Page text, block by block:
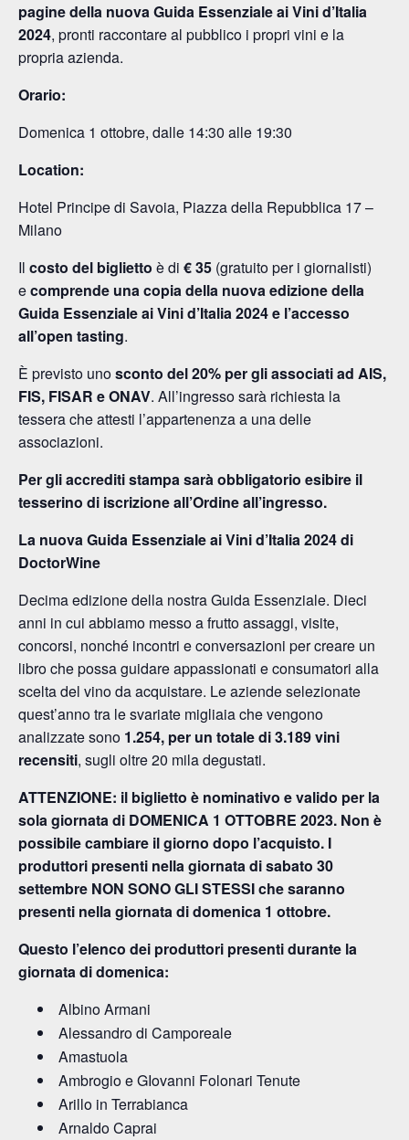
pagine della nuova Guida Essenziale ai Vini d’Italia
2024, pronti raccontare al pubblico i propri vini e la
propria azienda.
Orario:
Domenica 1 ottobre, dalle 14:30 alle 19:30
Location:
Hotel Principe di Savoia, Piazza della Repubblica 17 –
Milano
Il costo del biglietto è di € 35 (gratuito per i giornalisti)
ecomprende una copia della nuova edizione della
Guida Essenziale ai Vini d’Italia 2024e l’accesso
all’open tasting.
È previsto unosconto del 20% per gli associati ad AIS,
FIS, FISAR e ONAV. All’ingresso sarà richiesta la
tessera che attesti l’appartenenza a una delle
associazioni.
Per gli accrediti stampa sarà obbligatorio esibire il
tesserino di iscrizione all’Ordine all’ingresso.
La nuova Guida Essenziale ai Vini d’Italia 2024 di
DoctorWine
Decima edizione della nostra Guida Essenziale. Dieci
anni in cui abbiamo messo a frutto assaggi, visite,
concorsi, nonché incontri e conversazioni per creare un
libro che possa guidare appassionati e consumatori alla
scelta del vino da acquistare. Le aziende selezionate
quest’anno tra le svariate migliaia che vengono
analizzate sono 1.254, per un totale di 3.189 vini
recensiti, sugli oltre 20 mila degustati.
ATTENZIONE: il biglietto è nominativo e valido per la
sola giornata di DOMENICA 1 OTTOBRE 2023. Non è
possibile cambiare il giorno dopo l’acquisto. I
produttori presenti nella giornata di sabato 30
settembre NON SONO GLI STESSI che saranno
presenti nella giornata di domenica 1 ottobre.
Questo l’elenco dei produttori presenti durante la
giornata di domenica:
Albino Armani
Alessandro di Camporeale
Amastuola
Ambrogio e GIovanni Folonari Tenute
Arillo in Terrabianca
Arnaldo Caprai